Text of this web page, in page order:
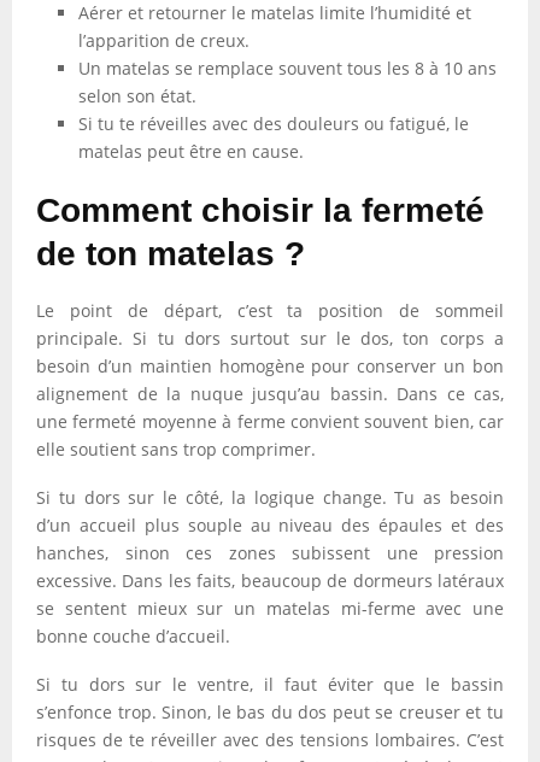
Aérer et retourner le matelas limite l’humidité et
l’apparition de creux.
Un matelas se remplace souvent tous les 8 à 10 ans
selon son état.
Si tu te réveilles avec des douleurs ou fatigué, le
matelas peut être en cause.
Comment choisir la fermeté
de ton matelas ?
Le point de départ, c’est ta position de sommeil
principale. Si tu dors surtout sur le dos, ton corps a
besoin d’un maintien homogène pour conserver un bon
alignement de la nuque jusqu’au bassin. Dans ce cas,
une fermeté moyenne à ferme convient souvent bien, car
elle soutient sans trop comprimer.
Si tu dors sur le côté, la logique change. Tu as besoin
d’un accueil plus souple au niveau des épaules et des
hanches, sinon ces zones subissent une pression
excessive. Dans les faits, beaucoup de dormeurs latéraux
se sentent mieux sur un matelas mi-ferme avec une
bonne couche d’accueil.
Si tu dors sur le ventre, il faut éviter que le bassin
s’enfonce trop. Sinon, le bas du dos peut se creuser et tu
risques de te réveiller avec des tensions lombaires. C’est